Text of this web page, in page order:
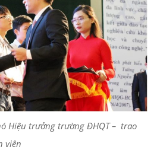
Hiệu trưởng trường ĐHQT – trao
viên